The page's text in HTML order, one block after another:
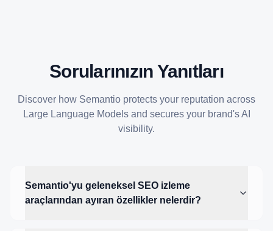
Sorularınızın Yanıtları
Discover how Semantio protects your reputation across
Large Language Models and secures your brand's AI
visibility.
Semantio'yu geleneksel SEO izleme
araçlarından ayıran özellikler nelerdir?